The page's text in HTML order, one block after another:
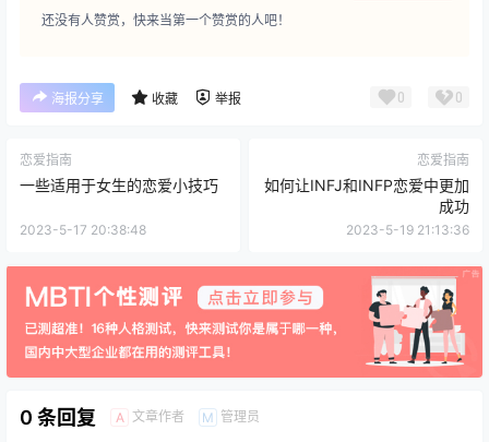
还没有人赞赏，快来当第一个赞赏的人吧！
海报分享 收藏 举报 0 0
恋爱指南
一些适用于女生的恋爱小技巧
2023-5-17 20:38:48
恋爱指南
如何让INFJ和INFP恋爱中更加
成功
2023-5-19 21:13:36
0 条回复 A 文章作者 M 管理员